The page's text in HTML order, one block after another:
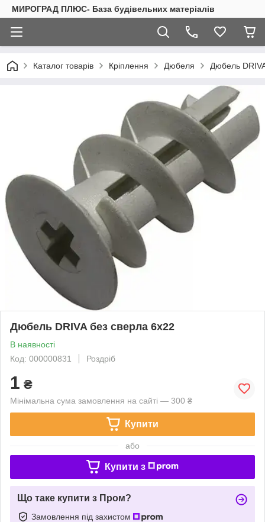
МИРОГРАД ПЛЮС- База будівельних матеріалів
Каталог товарів Кріплення Дюбеля Дюбель
Дюбель DRIVA без сверла 6х22
В наявності
Код: 000000831
Роздріб
1 ₴
Мінімальна сума замовлення на сайті — 300 ₴
Купити
або
Купити з
Що таке купити з Пром?
Замовлення під захистом